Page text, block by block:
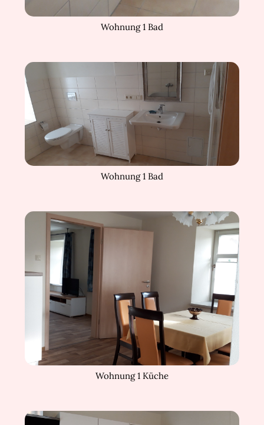
Wohnung 1 Bad
Wohnung 1 Bad
Wohnung 1 Küche